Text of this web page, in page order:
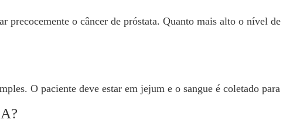
precocemente o câncer de próstata. Quanto mais alto o nível
O paciente deve estar em jejum e o sangue é coletado